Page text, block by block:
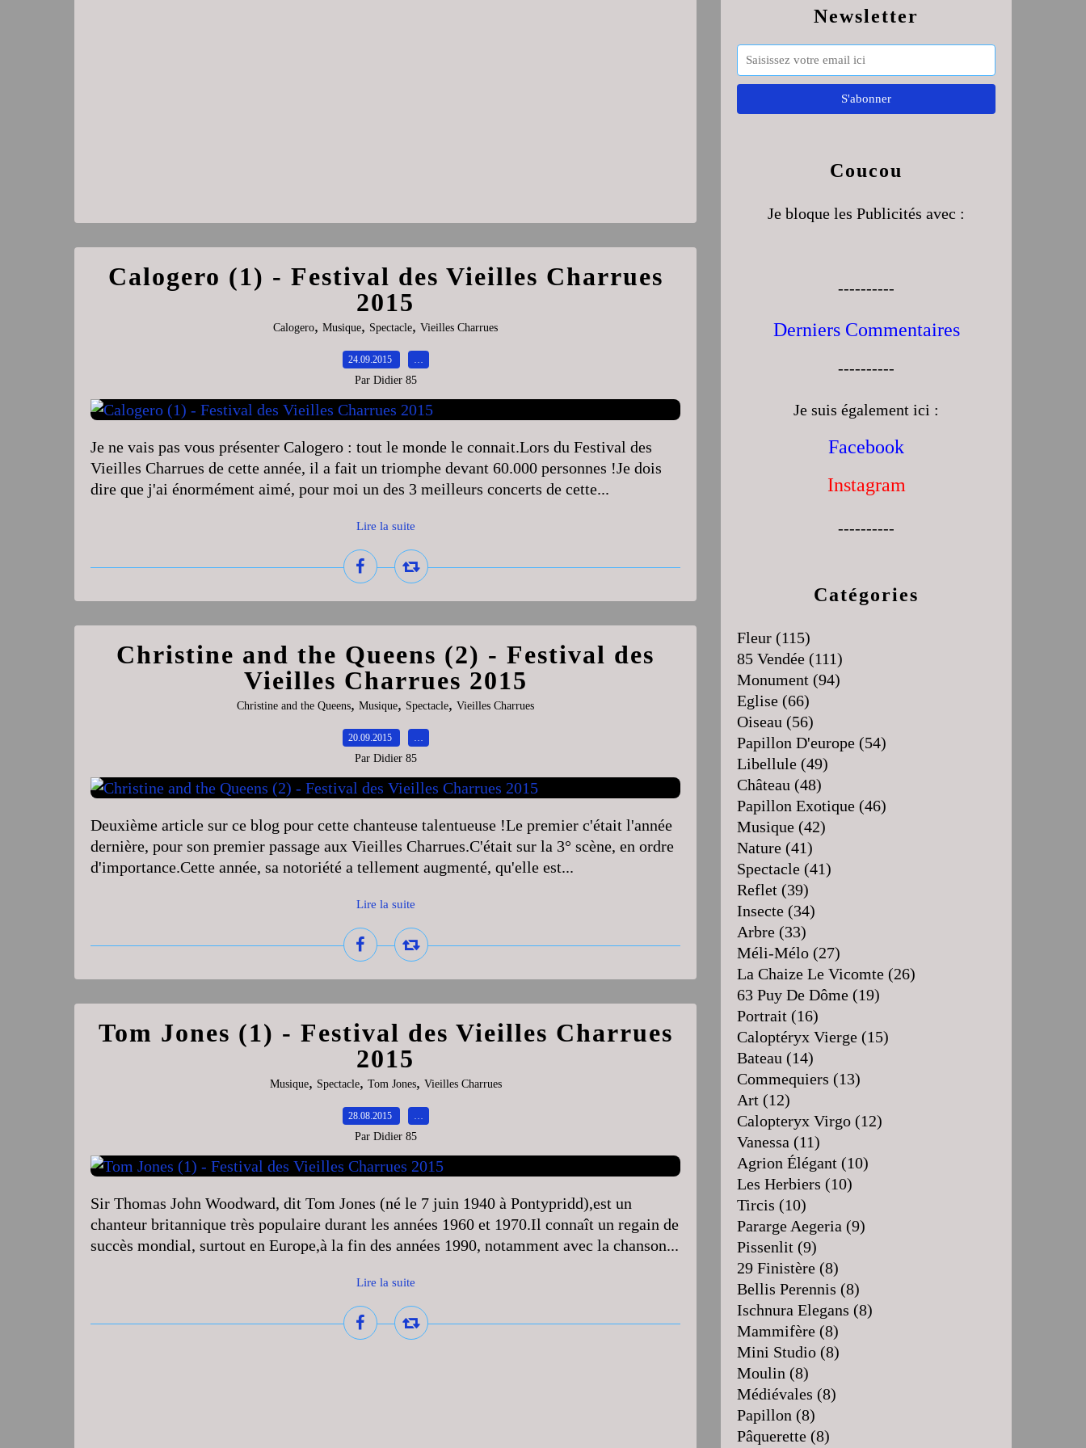
Calogero (1) - Festival des Vieilles Charrues
2015
Calogero, Musique, Spectacle, Vieilles Charrues
24.09.2015 …
Par Didier 85
Je ne vais pas vous présenter Calogero : tout le monde le connait.Lors du Festival des
Vieilles Charrues de cette année, il a fait un triomphe devant 60.000 personnes !Je dois
dire que j'ai énormément aimé, pour moi un des 3 meilleurs concerts de cette...
Lire la suite
Christine and the Queens (2) - Festival des
Vieilles Charrues 2015
Christine and the Queens, Musique, Spectacle, Vieilles Charrues
20.09.2015 …
Par Didier 85
Deuxième article sur ce blog pour cette chanteuse talentueuse !Le premier c'était l'année
dernière, pour son premier passage aux Vieilles Charrues.C'était sur la 3° scène, en ordre
d'importance.Cette année, sa notoriété a tellement augmenté, qu'elle est...
Lire la suite
Tom Jones (1) - Festival des Vieilles Charrues
2015
Musique, Spectacle, Tom Jones, Vieilles Charrues
28.08.2015 …
Par Didier 85
Sir Thomas John Woodward, dit Tom Jones (né le 7 juin 1940 à Pontypridd),est un
chanteur britannique très populaire durant les années 1960 et 1970.Il connaît un regain de
succès mondial, surtout en Europe,à la fin des années 1990, notamment avec la chanson...
Lire la suite
Newsletter
Catégories
Fleur (115)
85 Vendée (111)
Monument (94)
Eglise (66)
Oiseau (56)
Papillon D'europe (54)
Libellule (49)
Château (48)
Papillon Exotique (46)
Musique (42)
Nature (41)
Spectacle (41)
Reflet (39)
Insecte (34)
Arbre (33)
Méli-Mélo (27)
La Chaize Le Vicomte (26)
63 Puy De Dôme (19)
Portrait (16)
Caloptéryx Vierge (15)
Bateau (14)
Commequiers (13)
Art (12)
Calopteryx Virgo (12)
Vanessa (11)
Agrion Élégant (10)
Les Herbiers (10)
Tircis (10)
Pararge Aegeria (9)
Pissenlit (9)
29 Finistère (8)
Bellis Perennis (8)
Ischnura Elegans (8)
Mammifère (8)
Mini Studio (8)
Moulin (8)
Médiévales (8)
Papillon (8)
Pâquerette (8)
Coucou
Je bloque les Publicités avec :
----------
Derniers Commentaires
----------
Je suis également ici :
Facebook
Instagram
----------